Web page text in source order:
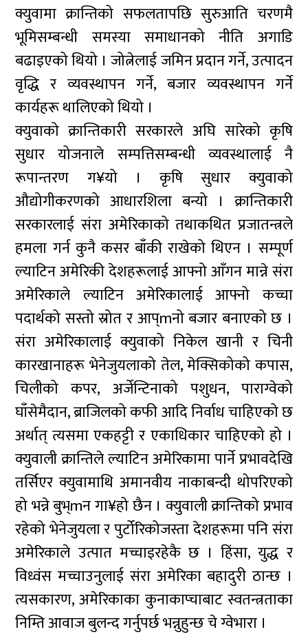
क्युवामा क्रान्तिको सफलतापछि सुरुआति चरणमै
भूमिसम्बन्धी समस्या समाधानको नीति अगाडि
बढाइएको थियो । जोत्नेलाई जमिन प्रदान गर्ने, उत्पादन
वृद्धि र व्यवस्थापन गर्ने, बजार व्यवस्थापन गर्ने
कार्यहरू थालिएको थियो ।
क्युवाको क्रान्तिकारी सरकारले अघि सारेको कृषि
सुधार योजनाले सम्पत्तिसम्बन्धी व्यवस्थालाई नै
रूपान्तरण ग¥यो । कृषि सुधार क्युवाको
औद्योगीकरणको आधारशिला बन्यो । क्रान्तिकारी
सरकारलाई संरा अमेरिकाको तथाकथित प्रजातन्त्रले
हमला गर्न कुनै कसर बाँकी राखेको थिएन । सम्पूर्ण
ल्याटिन अमेरिकी देशहरूलाई आफ्नो आँगन मान्ने संरा
अमेरिकाले ल्याटिन अमेरिकालाई आफ्नो कच्चा
पदार्थको सस्तो स्रोत र आप्mनो बजार बनाएको छ ।
संरा अमेरिकालाई क्युवाको निकेल खानी र चिनी
कारखानाहरू भेनेजुयलाको तेल, मेक्सिकोको कपास,
चिलीको कपर, अर्जेन्टिनाको पशुधन, पाराग्वेको
घाँसेमैदान, ब्राजिलको कफी आदि निर्वाध चाहिएको छ
अर्थात् त्यसमा एकहट्टी र एकाधिकार चाहिएको हो ।
क्युवाली क्रान्तिले ल्याटिन अमेरिकामा पार्ने प्रभावदेखि
तर्सिएर क्युवामाथि अमानवीय नाकाबन्दी थोपरिएको
हो भन्ने बुभ्mन गा¥हो छैन । क्युवाली क्रान्तिको प्रभाव
रहेको भेनेजुयला र पुर्टोरिकोजस्ता देशहरूमा पनि संरा
अमेरिकाले उत्पात मच्चाइरहेकै छ । हिंसा, युद्ध र
विध्वंस मच्चाउनुलाई संरा अमेरिका बहादुरी ठान्छ ।
त्यसकारण, अमेरिकाका कुनाकाप्चाबाट स्वतन्त्रताका
निम्ति आवाज बुलन्द गर्नुपर्छ भन्नुहुन्छ चे ग्वेभारा ।